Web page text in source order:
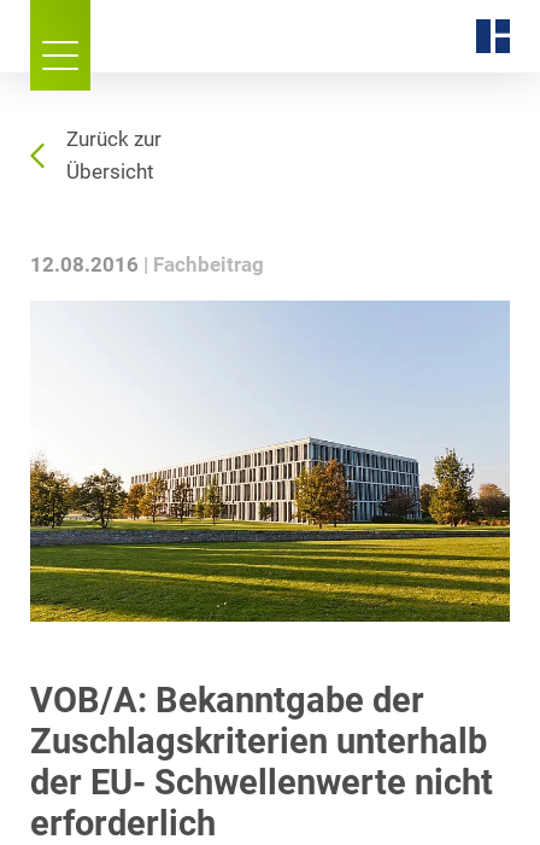
Zurück zur
Übersicht
12.08.2016 Fachbeitrag
VOB/A: Bekanntgabe der
Zuschlagskriterien unterhalb
der EU- Schwellenwerte nicht
erforderlich